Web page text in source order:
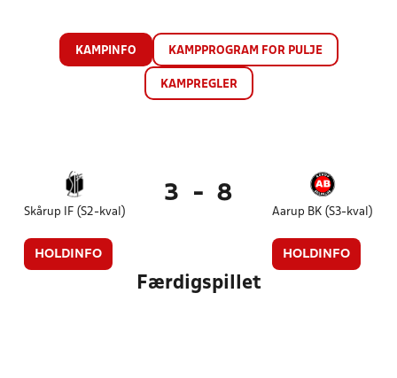
KAMPINFO KAMPPROGRAM FOR PULJE
KAMPREGLER
Skårup IF (S2-kval)
HOLDINFO
3 - 8
Aarup BK (S3-kval)
HOLDINFO
Færdigspillet